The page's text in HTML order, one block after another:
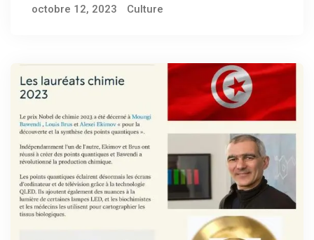
octobre 12, 2023 Culture